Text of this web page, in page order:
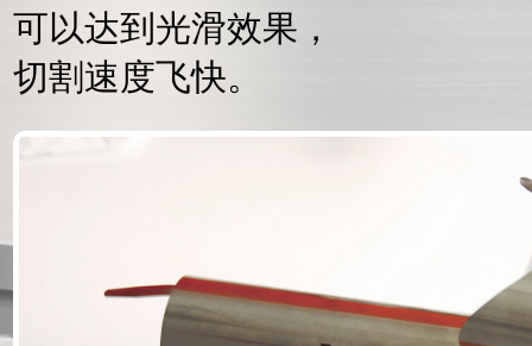
可以达到光滑效果，
切割速度飞快。